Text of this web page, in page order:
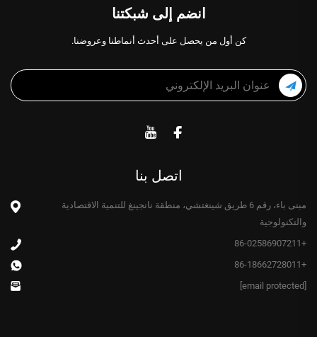
انضم إلى شبكتنا
كن أول من يحصل على أحدث أنماطنا وعروضنا.
اتصل بنا
مبنى باء، رقم 6 طريق شينغتشي، منطقة نانجينغ للتنمية الاقتصادية
والتكنولوجية
+86-02586907211
+86-18662728011